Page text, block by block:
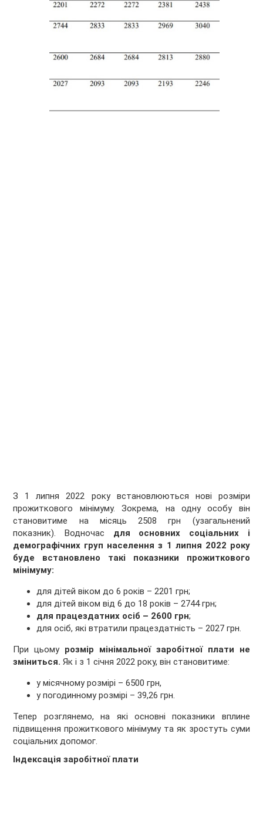
З 1 липня 2022 року встановлюються нові розміри
прожиткового мінімуму. Зокрема, на одну особу він
становитиме на місяць 2508 грн (узагальнений
показник). Водночас для основних соціальних і
демографічних груп населення з 1 липня 2022 року
буде встановлено такі показники прожиткового
мінімуму:
для дітей віком до 6 років – 2201 грн;
для дітей віком від 6 до 18 років – 2744 грн;
для працездатних осіб – 2600 грн;
для осіб, які втратили працездатність – 2027 грн.
При цьому розмір мінімальної заробітної плати не
зміниться. Як і з 1 січня 2022 року, він становитиме:
у місячному розмірі – 6500 грн,
у погодинному розмірі – 39,26 грн.
Тепер розглянемо, на які основні показники вплине
підвищення прожиткового мінімуму та як зростуть суми
соціальних допомог.
Індексація заробітної плати